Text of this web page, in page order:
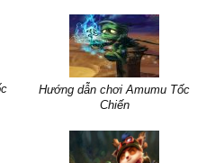
Hướng dẫn chơi Amumu Tốc
Chiến